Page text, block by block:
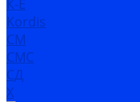
К-Е
Kordis
СМ
СМС
СД
Х